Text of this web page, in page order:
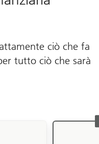
ciò che fa
tutto ciò che sarà